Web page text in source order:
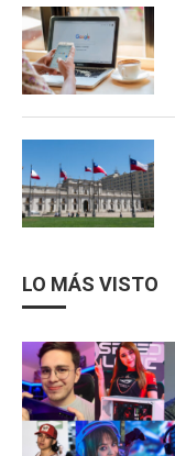
LO MÁS VISTO